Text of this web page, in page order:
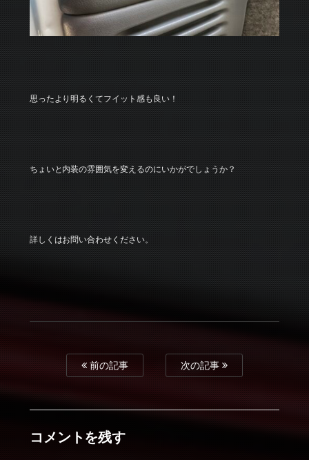
思ったより明るくてフイット感も良い！
ちょいと内装の雰囲気を変えるのにいかがでしょうか？
詳しくはお問い合わせください。
前の記事 次の記事
コメントを残す